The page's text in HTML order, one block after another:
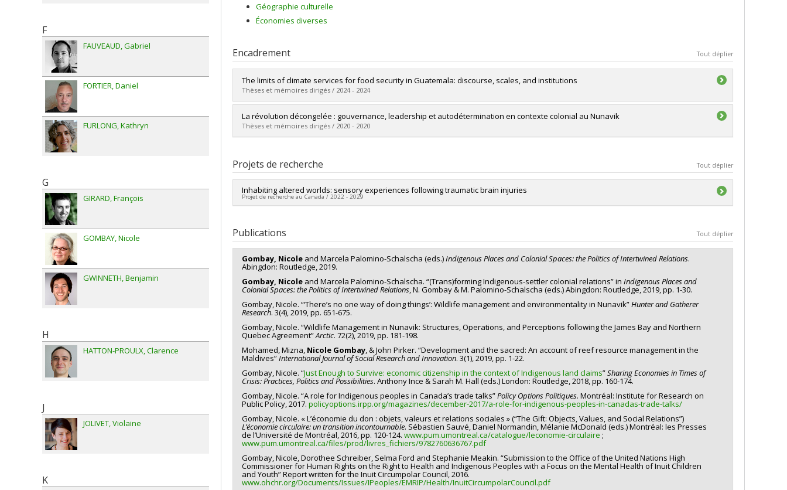
Géographie culturelle
Économies diverses
Encadrement Tout déplier
The limits of climate services for food security in Guatemala: discourse, scales, and institutions
Thèses et mémoires dirigés / 2024 - 2024
Diplômé(e) : Bellanger-Rodriguez, Harold Raul
Cycle : Doctorat
Diplôme obtenu :Ph. D.
La révolution décongelée : gouvernance, leadership et autodétermination en contexte colonial au Nunavik
Thèses et mémoires dirigés / 2020 - 2020
Cycle : Maîtrise
Diplôme obtenu :M. Sc.
Lien vers le document dans Papyrus
Projets de recherche Tout déplier
Inhabiting altered worlds: sensory experiences following traumatic brain injuries
Projet de recherche au Canada / 2022 - 2029
Co-chercheurs :
Sources de financement :CRSH/Conseil de recherches en sciences humaines du Canada
Programmes de subvention :PVXXXXXX-Subvention Savoir
Publications Tout déplier
Gombay, Nicole and Marcela Palomino-Schalscha (eds.)Indigenous Places and Colonial Spaces: the Politics of Intertwined Relations.
Abingdon: Routledge, 2019.
Gombay, Nicole and Marcela Palomino-Schalscha. “(Trans)forming Indigenous-settler colonial relations” in Indigenous Places and
Colonial Spaces: the Politics of Intertwined Relations, N. Gombay & M. Palomino-Schalscha (eds.) Abingdon: Routledge, 2019, pp. 1-30.
Gombay, Nicole. “‘There’s no one way of doing things’: Wildlife management and environmentality in Nunavik”Hunter and Gatherer
Research. 3(4), 2019, pp. 651-675.
Gombay, Nicole. “Wildlife Management in Nunavik: Structures, Operations, and Perceptions following the James Bay and Northern
Quebec Agreement”Arctic. 72(2), 2019, pp. 181-198.
Mohamed, Mizna, Nicole Gombay, & John Pirker. “Development and the sacred: An account of reef resource management in the
Maldives”International Journal of Social Research and Innovation. 3(1), 2019, pp. 1-22.
Gombay, Nicole. “Just Enough to Survive: economic citizenship in the context of Indigenous land claims”Sharing Economies in Times of
Crisis: Practices, Politics and Possibilities. Anthony Ince & Sarah M. Hall (eds.) London: Routledge, 2018, pp. 160-174.
Gombay, Nicole. “A role for Indigenous peoples in Canada’s trade talks”Policy Options Politiques. Montréal: Institute for Research on
Public Policy, 2017. policyoptions.irpp.org/magazines/december-2017/a-role-for-indigenous-peoples-in-canadas-trade-talks/
Gombay, Nicole. « L’économie du don : objets, valeurs et relations sociales » (“The Gift: Objects, Values, and Social Relations”)
L’économie circulaire: un transition incontournable. Sébastien Sauvé, Daniel Normandin, Mélanie McDonald (eds.) Montréal: les Presses
de l’Université de Montréal, 2016, pp. 120-124. www.pum.umontreal.ca/catalogue/leconomie-circulaire ;
www.pum.umontreal.ca/files/prod/livres_fichiers/9782760636767.pdf
Gombay, Nicole, Dorothee Schreiber, Selma Ford and Stephanie Meakin. “Submission to the Office of the United Nations High
Commissioner for Human Rights on the Right to Health and Indigenous Peoples with a Focus on the Mental Health of Inuit Children
and Youth” Report written for the Inuit Circumpolar Council, 2016.
www.ohchr.org/Documents/Issues/IPeoples/EMRIP/Health/InuitCircumpolarCouncil.pdf
F
FAUVEAUD Gabriel
FORTIER Daniel
FURLONG Kathryn
G
GIRARD François
GOMBAY Nicole
GWINNETH Benjamin
H
HATTON-PROULX Clarence
J
JOLIVET Violaine
K